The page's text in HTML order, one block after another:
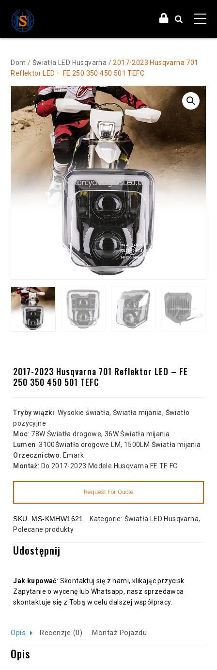
Dom / Światła LED Husqvarna / 2017-2023 Husqvarna 701
Reflektor LED – FE 250 350 450 501 TEFC
2017-2023 Husqvarna 701 Reflektor LED – FE
250 350 450 501 TEFC
Tryby wiązki: Wysokie światła, Światła mijania, Światło
pozycyjne
Moc: 78W Światła drogowe, 36W Światła mijania
Lumen: 3100Światła drogowe LM, 1500LM Światła mijania
Orzecznictwo: Emark
Montaż: Do 2017-2023 Modele Husqvarna FE TE FC
SKU: MS-KMHW1621 Kategorie: Światła LED Husqvarna,
Polecane produkty
Udostępnij
Jak kupować: Skontaktuj się z nami, klikając przycisk
Zapytanie o wycenę lub Whatsapp, nasz sprzedawca
skontaktuje się z Tobą w celu dalszej współpracy.
Opis Recenzje (0) Montaż Pojazdu
Opis